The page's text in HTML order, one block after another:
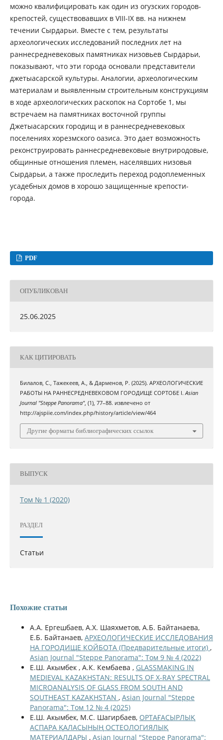
можно квалифицировать как один из огузских городов-
крепостей, существовавших в VIII-IX вв. на нижнем
течении Сырдарьи. Вместе с тем, результаты
археологических исследований последних лет на
раннесредневековых памятниках низовьев Сырдарьи,
показывают, что эти города основали представители
джетыасарской культуры. Аналогии, археологическим
материалам и выявленным строительным конструкциям
в ходе археологических раскопок на Сортобе 1, мы
встречаем на памятниках восточной группы
Джетыасарских городищ и в раннесредневековых
поселениях хорезмского оазиса. Это дает возможность
реконструировать раннесредневековые внутриродовые,
общинные отношения племен, населявших низовья
Сырдарьи, а также проследить переход родоплеменных
усадебных домов в хорошо защищенные крепости-
города.
PDF
ОПУБЛИКОВАН
25.06.2025
КАК ЦИТИРОВАТЬ
Билалов, С., Тажекеев, А., & Дарменов, Р. (2025). АРХЕОЛОГИЧЕСКИЕ
РАБОТЫ НА РАННЕСРЕДНЕВЕКОВОМ ГОРОДИЩЕ СОРТОБЕ І.Asian
Journal "Steppe Panorama", (1), 77–88. извлечено от
http://ajspiie.com/index.php/history/article/view/464
Другие форматы библиографических ссылок
ВЫПУСК
Том № 1 (2020)
РАЗДЕЛ
Статьи
Похожие статьи
А.А. Ергешбаев, А.Х. Шаяхметов, А.Б. Байтанаева,
Е.Б. Байтанаев, АРХЕОЛОГИЧЕСКИЕ ИССЛЕДОВАНИЯ
НА ГОРОДИЩЕ КОЙБОТА (Предварительные итоги) ,
Asian Journal "Steppe Panorama": Том 9 № 4 (2022)
Е.Ш. Акымбек , А.К. Кембаева , GLASSMAKING IN
MEDIEVAL KAZAKHSTAN: RESULTS OF X-RAY SPECTRAL
MICROANALYSIS OF GLASS FROM SOUTH AND
SOUTHEAST KAZAKHSTAN , Asian Journal "Steppe
Panorama": Том 12 № 4 (2025)
Е.Ш. Акымбек, М.С. Шагирбаев, ОРТАҒАСЫРЛЫҚ
АСПАРА ҚАЛАСЫНЫҢ ОСТЕОЛОГИЯЛЫҚ
МАТЕРИАЛДАРЫ , Asian Journal "Steppe Panorama":